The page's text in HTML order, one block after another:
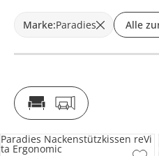
Marke:Paradies Alle
Paradies Nackenstützkissen reVi
ta Ergonomic